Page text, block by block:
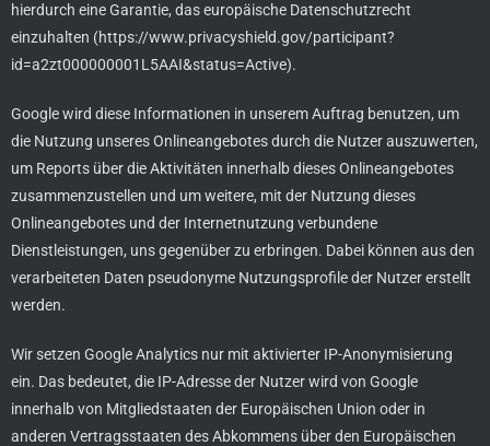
hierdurch eine Garantie, das europäische Datenschutzrecht
einzuhalten (https://www.privacyshield.gov/participant?
id=a2zt000000001L5AAI&status=Active).
Google wird diese Informationen in unserem Auftrag benutzen, um
die Nutzung unseres Onlineangebotes durch die Nutzer auszuwerten,
um Reports über die Aktivitäten innerhalb dieses Onlineangebotes
zusammenzustellen und um weitere, mit der Nutzung dieses
Onlineangebotes und der Internetnutzung verbundene
Dienstleistungen, uns gegenüber zu erbringen. Dabei können aus den
verarbeiteten Daten pseudonyme Nutzungsprofile der Nutzer erstellt
werden.
Wir setzen Google Analytics nur mit aktivierter IP-Anonymisierung
ein. Das bedeutet, die IP-Adresse der Nutzer wird von Google
innerhalb von Mitgliedstaaten der Europäischen Union oder in
anderen Vertragsstaaten des Abkommens über den Europäischen